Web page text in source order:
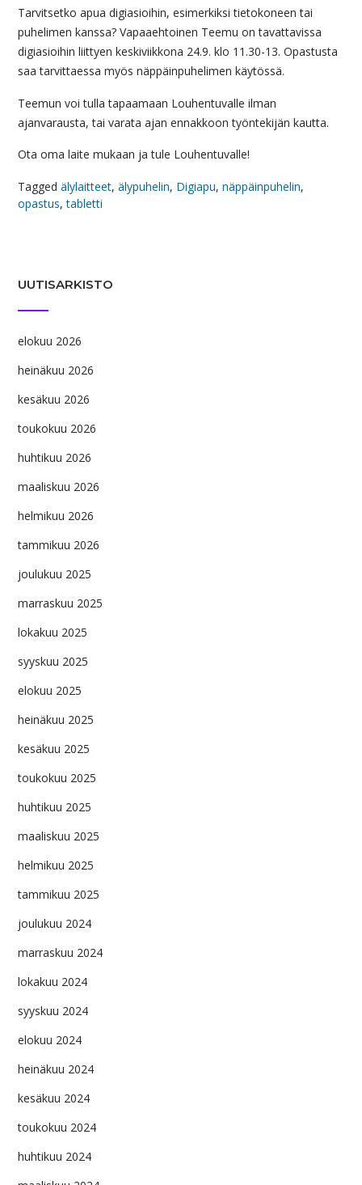
Tarvitsetko apua digiasioihin, esimerkiksi tietokoneen tai
puhelimen kanssa? Vapaaehtoinen Teemu on tavattavissa
digiasioihin liittyen keskiviikkona 24.9. klo 11.30-13. Opastusta
saa tarvittaessa myös näppäinpuhelimen käytössä.
Teemun voi tulla tapaamaan Louhentuvalle ilman
ajanvarausta, tai varata ajan ennakkoon työntekijän kautta.
Ota oma laite mukaan ja tule Louhentuvalle!
Tagged älylaitteet, älypuhelin, Digiapu, näppäinpuhelin,
opastus,tabletti
UUTISARKISTO
elokuu 2026
heinäkuu 2026
kesäkuu 2026
toukokuu 2026
huhtikuu 2026
maaliskuu 2026
helmikuu 2026
tammikuu 2026
joulukuu 2025
marraskuu 2025
lokakuu 2025
syyskuu 2025
elokuu 2025
heinäkuu 2025
kesäkuu 2025
toukokuu 2025
huhtikuu 2025
maaliskuu 2025
helmikuu 2025
tammikuu 2025
joulukuu 2024
marraskuu 2024
lokakuu 2024
syyskuu 2024
elokuu 2024
heinäkuu 2024
kesäkuu 2024
toukokuu 2024
huhtikuu 2024